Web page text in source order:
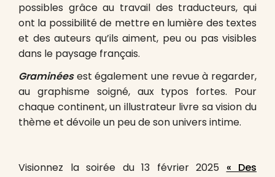
possibles grâce au travail des traducteurs, qui
ont la possibilité de mettre en lumière des textes
et des auteurs qu’ils aiment, peu ou pas visibles
dans le paysage français.
Graminéesest également une revue à regarder,
au graphisme soigné, aux typos fortes. Pour
chaque continent, un illustrateur livre sa vision du
thème et dévoile un peu de son univers intime.
Visionnez la soirée du 13 février 2025 « Des